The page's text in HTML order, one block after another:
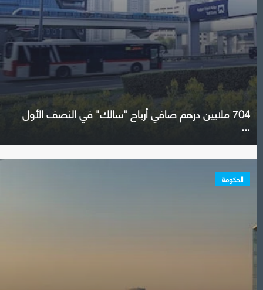
704 ملايين درهم صافي أرباح "سالك" في النصف الأول
...
الحكومة